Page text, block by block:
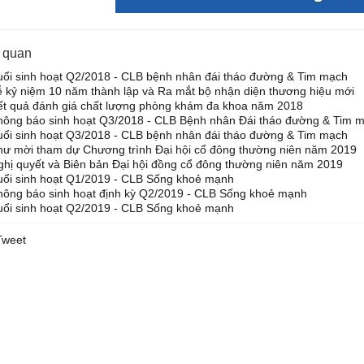
sinh hoạt Q2/2018 - CLB bệnh nhân đái tháo đường & Tim mạch
kỷ niệm 10 năm thành lập và Ra mắt bộ nhận diện thương hiệu mới
quả đánh giá chất lượng phòng khám đa khoa năm 2018
báo sinh hoạt Q3/2018 - CLB Bệnh nhân Đái tháo đường & Tim
sinh hoạt Q3/2018 - CLB bệnh nhân đái tháo đường & Tim mạch
mời tham dự Chương trình Đại hội cổ đông thường niên năm 2019
quyết và Biên bản Đại hội đồng cổ đông thường niên năm 2019
sinh hoạt Q1/2019 - CLB Sống khoẻ mạnh
báo sinh hoạt định kỳ Q2/2019 - CLB Sống khoẻ mạnh
sinh hoạt Q2/2019 - CLB Sống khoẻ mạnh